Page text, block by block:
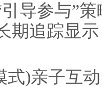
导参与”
期追踪显
式)亲子互